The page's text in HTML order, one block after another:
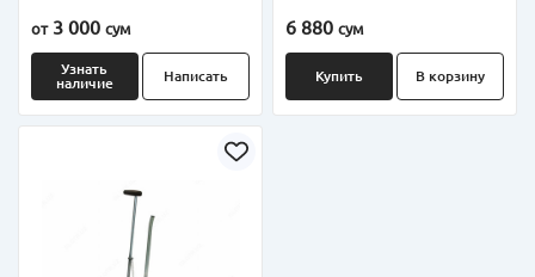
от3 000 сум
Узнать
наличие
Написать
ФОЛЬГИ
6 880 сум
Купить В корзину